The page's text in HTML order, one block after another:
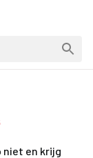
niet en krijg